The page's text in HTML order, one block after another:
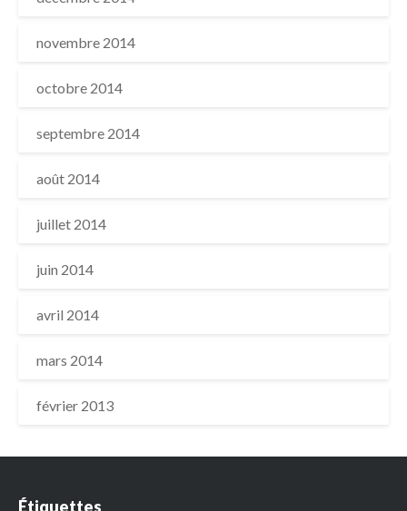
novembre 2014
octobre 2014
septembre 2014
août 2014
juillet 2014
juin 2014
avril 2014
mars 2014
février 2013
Étiquettes